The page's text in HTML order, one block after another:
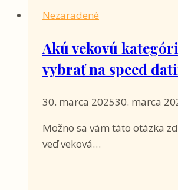
Nezaradené
Akú vekovú
vybrať na speed
30. marca 202530. marca
Možno sa vám táto otázka
veď veková…